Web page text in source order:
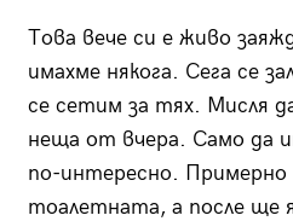
Това вече си е живо
имахме някога. Сега се
се сетим за тях. Мисля
неща от вчера. Само да
по-интересно. Примерно
тоалетната, а после ще